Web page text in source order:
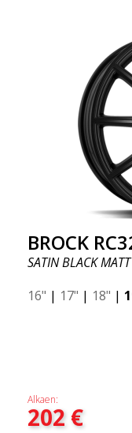
BROCK
SATIN BLACK MATT
16" | 17" | 18" |
Alkaen:
202€